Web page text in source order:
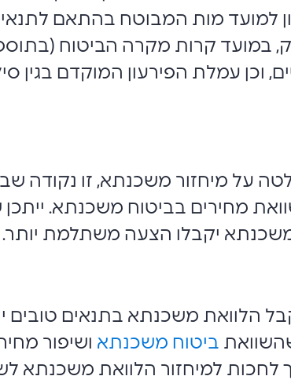
למועד מות המבוטח בהתאם
קרות מקרה הביטוח (בתוספת
תקופה שלא תעלה על 12 חודשים, וכן עמלת
על מיחזור משכנתא, זו נקודה
מחירים בביטוח משכנתא.
יקבלו הצעה משתלמת יותר.
הלוואת משכנתא בתנאים
ביטוח משכנתא ושיפור
לחכות למיחזור הלוואת